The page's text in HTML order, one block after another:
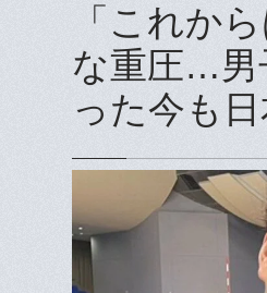
「これか
な重圧…男
った今も